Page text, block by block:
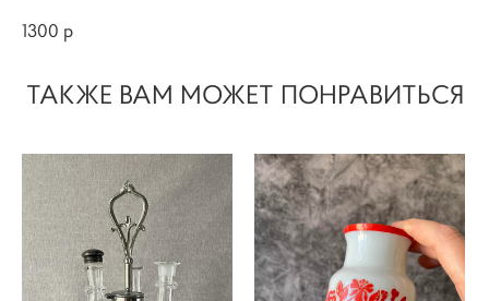
1300 р
ТАКЖЕ ВАМ МОЖЕТ ПОНРАВИТЬСЯ